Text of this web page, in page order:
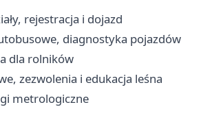
rejestracja i dojazd
diagnostyka pojazdów
dla rolników
zezwolenia i edukacja leśna
metrologiczne